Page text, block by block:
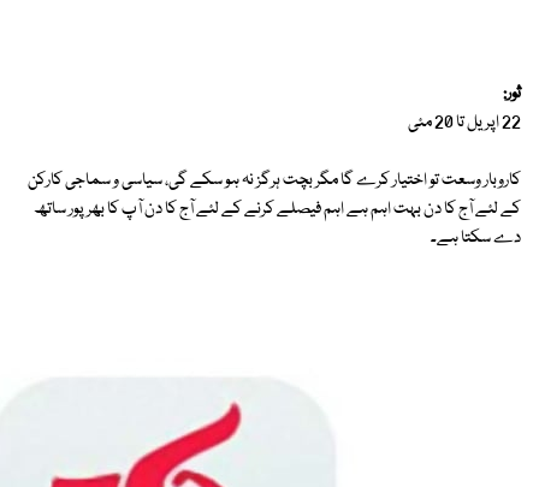
ثور:
22 اپریل تا 20 مئی
کاروبار وسعت تو اختیار کرے گا مگر بچت ہرگز نہ ہو سکے گی، سیاسی و سماجی کارکن
کے لئے آج کا دن بہت اہم ہے اہم فیصلے کرنے کے لئے آج کا دن آپ کا بھرپور ساتھ
دے سکتا ہے۔